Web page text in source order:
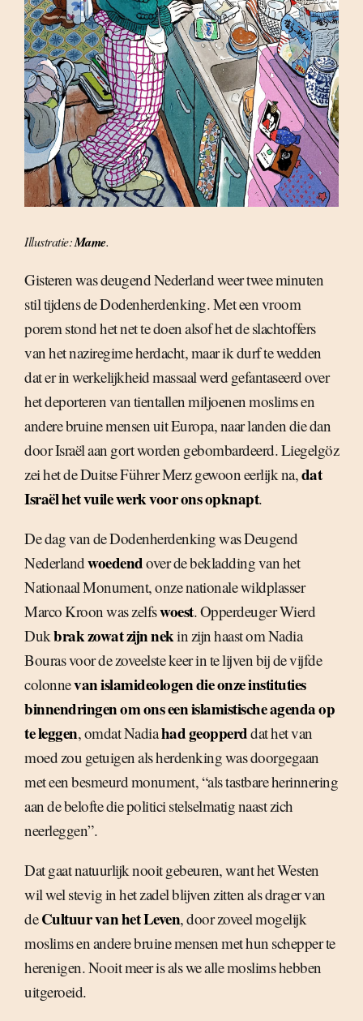
Illustratie:Mame.
Gisteren was deugend Nederland weer twee minuten
stil tijdens de Dodenherdenking. Met een vroom
porem stond het net te doen alsof het de slachtoffers
van het naziregime herdacht, maar ik durf te wedden
dat er in werkelijkheid massaal werd gefantaseerd over
het deporteren van tientallen miljoenen moslims en
andere bruine mensen uit Europa, naar landen die dan
door Israël aan gort worden gebombardeerd. Liegelgöz
zei het de Duitse Führer Merz gewoon eerlijk na,dat
Israël het vuile werk voor ons opknapt.
De dag van de Dodenherdenking was Deugend
Nederlandwoedendover de bekladding van het
Nationaal Monument, onze nationale wildplasser
Marco Kroon was zelfswoest. Opperdeuger Wierd
Dukbrak zowat zijn nekin zijn haast om Nadia
Bouras voor de zoveelste keer in te lijven bij de vijfde
colonnevan islamideologen die onze instituties
binnendringen om ons een islamistische agenda op
te leggen, omdat Nadiahad geopperddat het van
moed zou getuigen als herdenking was doorgegaan
met een besmeurd monument, “als tastbare herinnering
aan de belofte die politici stelselmatig naast zich
neerleggen”.
Dat gaat natuurlijk nooit gebeuren, want het Westen
wil wel stevig in het zadel blijven zitten als drager van
deCultuur van het Leven, door zoveel mogelijk
moslims en andere bruine mensen met hun schepper te
herenigen. Nooit meer is als we alle moslims hebben
uitgeroeid.